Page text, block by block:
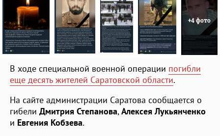
+4 фото
В ходе специальной военной операции погибли
еще десять жителей Саратовской области.
На сайте администрации Саратова сообщается о
гибели Дмитрия Степанова, Алексея Лукьянченко
и Евгения Кобзева.